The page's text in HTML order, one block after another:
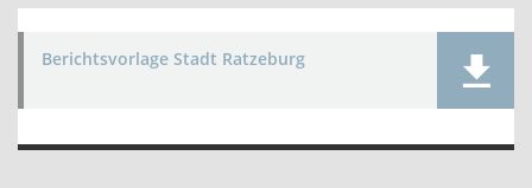
Berichtsvorlage Stadt Ratzeburg